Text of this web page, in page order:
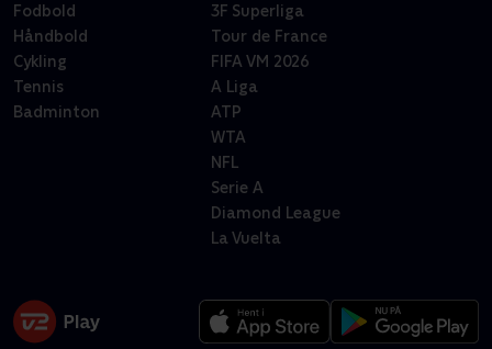
Fodbold
Håndbold
Cykling
Tennis
Badminton
3F Superliga
Tour de France
FIFA VM 2026
A Liga
ATP
WTA
NFL
Serie A
Diamond League
La Vuelta